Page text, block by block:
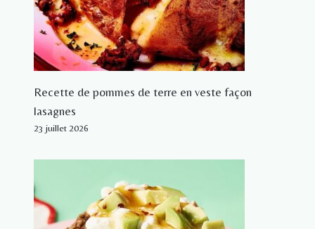
Recette de pommes de terre en veste façon
lasagnes
23 juillet 2026